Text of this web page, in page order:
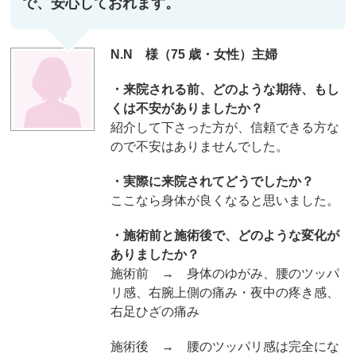
N.N 様（75 歳・女性）主婦
・来院される前、どのような期待、もし
くは不安がありましたか？
紹介して下さった方が、信頼できる方な
ので不安はありませんでした。
・実際に来院されてどうでしたか？
ここなら身体が良くなると思いました。
・施術前と施術後で、どのような変化が
ありましたか？
施術前 → 身体のゆがみ、腰のツッパ
リ感、右腕上側の痛み・夜中の疼き感、
右足ひざの痛み
施術後 → 腰のツッパリ感は完全にな